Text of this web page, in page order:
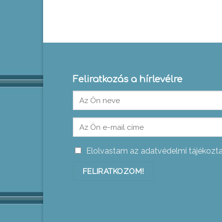
Feliratkozás a hírlevélre
Elolvastam az adatvédelmi